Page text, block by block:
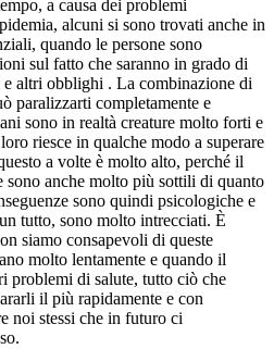
a causa dei problemi
alcuni si sono trovati anche in
quando le persone sono
sul fatto che saranno in grado di
e altri obblighi . La combinazione di
paralizzarti completamente e
sono in realtà creature molto forti e
riesce in qualche modo a superare
a volte è molto alto, perché il
sono anche molto più sottili di quanto
sono quindi psicologiche e
tutto, sono molto intrecciati. È
siamo consapevoli di queste
molto lentamente e quando il
problemi di salute, tutto ciò che
il più rapidamente e con
noi stessi che in futuro ci